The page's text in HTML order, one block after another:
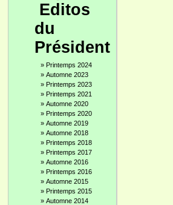
Editos
du
Président
» Printemps 2024
» Automne 2023
» Printemps 2023
» Printemps 2021
» Automne 2020
» Printemps 2020
» Automne 2019
» Automne 2018
» Printemps 2018
» Printemps 2017
» Automne 2016
» Printemps 2016
» Automne 2015
» Printemps 2015
» Automne 2014